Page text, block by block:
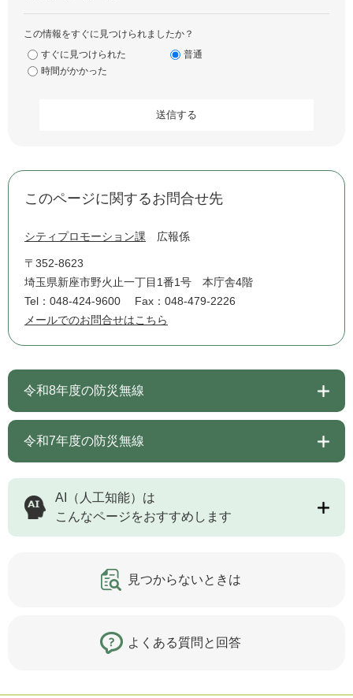
この情報をすぐに見つけられましたか？
すぐに見つけられた
普通
時間がかかった
このページに関するお問合せ先
シティプロモーション課 広報係
〒352-8623
埼玉県新座市野火止一丁目1番1号 本庁舎4階
Tel：048-424-9600
Fax：048-479-2226
メールでのお問合せはこちら
令和8年度の防災無線
令和7年度の防災無線
AI（人工知能）は
こんなページをおすすめします
見つからないときは
よくある質問と回答